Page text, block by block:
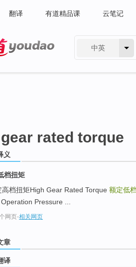
翻译 有道精品课 云笔记
中英
rated torque
义
档扭矩
高档扭矩High Gear Rated Torque 额定低
Pressure ...
网页-相关网页
章
译